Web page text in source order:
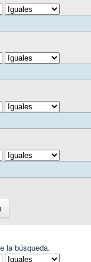
la búsqueda.